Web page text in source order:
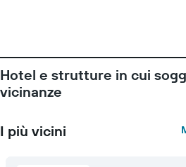
Hotel e strutture in cui
vicinanze
I più vicini